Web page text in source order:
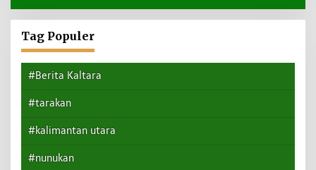
Tag Populer
#Berita Kaltara
#tarakan
#kalimantan utara
#nunukan